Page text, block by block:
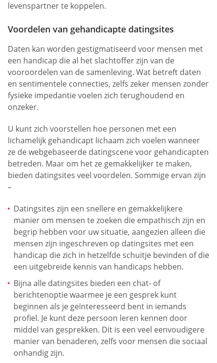
levenspartner te koppelen.
Voordelen van gehandicapte datingsites
Daten kan worden gestigmatiseerd voor mensen met
een handicap die al het slachtoffer zijn van de
vooroordelen van de samenleving. Wat betreft daten
en sentimentele connecties, zelfs zeker mensen zonder
fysieke impedantie voelen zich terughoudend en
onzeker.
U kunt zich voorstellen hoe personen met een
lichamelijk gehandicapt lichaam zich voelen wanneer
ze de webgebaseerde datingscene voor gehandicapten
betreden. Maar om het ze gemakkelijker te maken,
bieden datingsites veel voordelen. Sommige ervan zijn
–
Datingsites zijn een snellere en gemakkelijkere
manier om mensen te zoeken die empathisch zijn en
begrip hebben voor uw situatie, aangezien alleen die
mensen zijn ingeschreven op datingsites met een
handicap die zich in hetzelfde schuitje bevinden of die
een uitgebreide kennis van handicaps hebben.
Bijna alle datingsites bieden een chat- of
berichtenoptie waarmee je een gesprek kunt
beginnen als je geïnteresseerd bent in iemands
profiel. Je kunt deze persoon leren kennen door
middel van gesprekken. Dit is een veel eenvoudigere
manier van benaderen, zelfs voor mensen die sociaal
onhandig zijn.